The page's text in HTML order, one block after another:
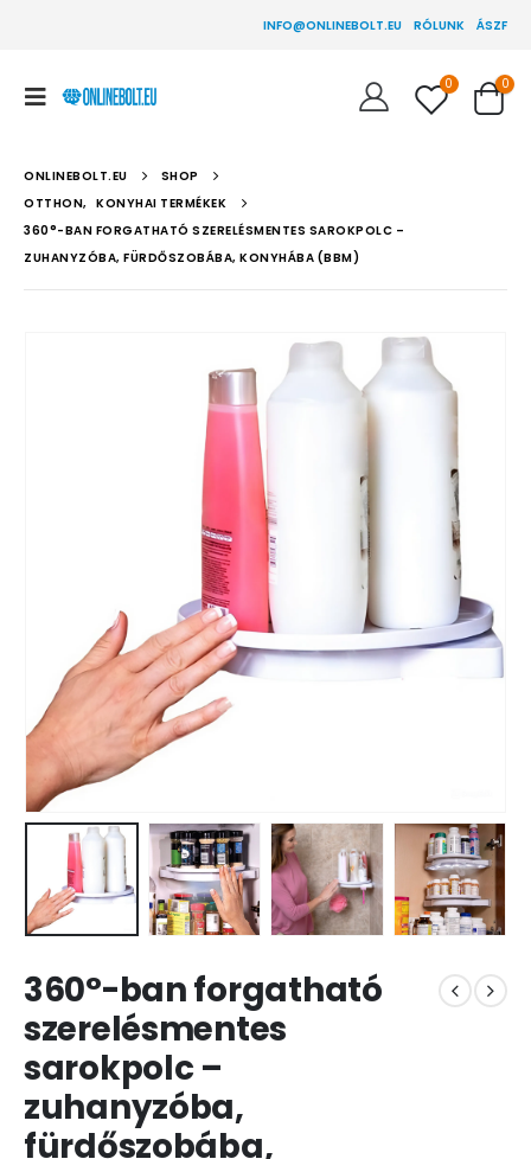
INFO@ONLINEBOLT.EU RÓLUNK ÁSZF
0 0
ONLINEBOLT.EU
SHOP
OTTHON, KONYHAI TERMÉKEK
360°-BAN FORGATHATÓ SZERELÉSMENTES SAROKPOLC –
ZUHANYZÓBA, FÜRDŐSZOBÁBA, KONYHÁBA (BBM)
360°-ban forgatható
szerelésmentes
sarokpolc –
zuhanyzóba,
fürdőszobába,